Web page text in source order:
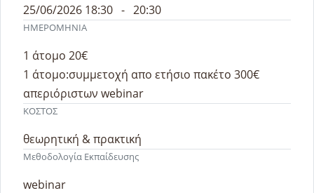
ΗΜΕΡΟΜΗΝΙΑ
25/06/2026 18:30 - 20:30
ΚΟΣΤΟΣ
1 άτομο 20€
1 άτομο:συμμετοχή απο ετήσιο πακέτο 300€
απεριόριστων webinar
Μεθοδολογία Εκπαίδευσης
θεωρητική & πρακτική
webinar